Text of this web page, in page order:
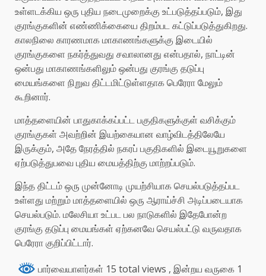
உள்ளடக்கிய ஒரு புதிய நடைமுறைக்கு உட்படுத்தப்படும், இது
குரங்குகளின் எண்ணிக்கையை திறம்பட கட்டுப்படுத்துகிறது.
காலநிலை காரணமாக மாகாணங்களுக்கு இடையில்
குரங்குகளை நகர்த்துவது சவாலானது என்பதால், நாட்டின்
ஒன்பது மாகாணங்களிலும் ஒன்பது குரங்கு தடுப்பு
மையங்களை நிறுவ திட்டமிட்டுள்ளதாக பெரேரா மேலும்
கூறினார்.
மாத்தளையின் பாதுகாக்கப்பட்ட பகுதிகளுக்குள் வசிக்கும்
குரங்குகள் அவற்றின் இயற்கையான வாழ்விடத்திலேயே
இருக்கும், அதே நேரத்தில் நகரப் பகுதிகளில் இடையூறுகளை
ஏற்படுத்துபவை புதிய மையத்திற்கு மாற்றப்படும்.
இந்த திட்டம் ஒரு முன்னோடி முயற்சியாக செயல்படுத்தப்பட
உள்ளது மற்றும் மாத்தளையில் ஒரு ஆராய்ச்சி அடிப்படையாக
செயல்படும். மலேசியா உட்பட பல நாடுகளில் இதேபோன்ற
குரங்கு தடுப்பு மையங்கள் ஏற்கனவே செயல்பட்டு வருவதாக
பெரேரா குறிப்பிட்டார்.
பார்வையாளர்கள் 15 total views , இன்றய வருகை 1